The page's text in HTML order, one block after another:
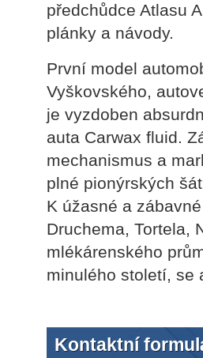
předchůdce Atlasu
plánky a návody.
První model
Vyškovského,
je vyzdoben
auta Carwax fluid.
mechanismus a
plné pionýrských
K úžasné a
Druchema, Tortela,
mlékárenského
minulého století, se
Kontaktní